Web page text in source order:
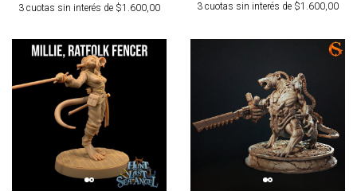
3 cuotas sin interés de $1.600,00 3 cuotas sin interés de $1.600,00